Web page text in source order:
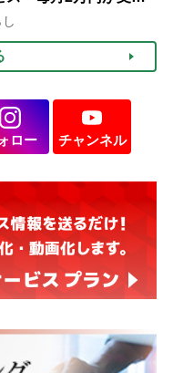
る」ケースも【FP解
ロー チャンネル